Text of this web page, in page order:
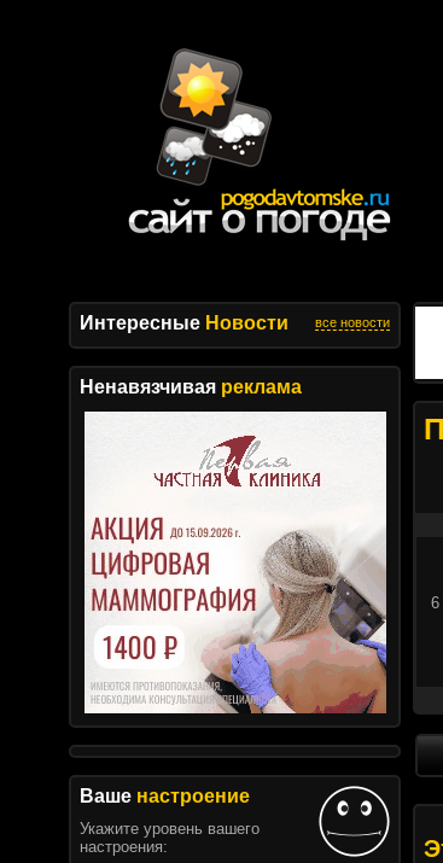
Интересные Новости все новости
Ненавязчивая реклама
Ваше настроение
Укажите уровень вашего
настроения:
6